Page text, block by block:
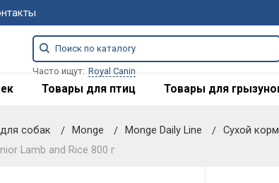
Часто ищут: Royal Canin
Товары для птиц Товары для
собак Monge Monge Daily Line
Сухой
Lamb and Rice 800 г